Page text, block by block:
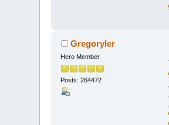
Gregoryler
Hero Member
Posts: 264472